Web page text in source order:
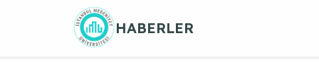
HABERLER